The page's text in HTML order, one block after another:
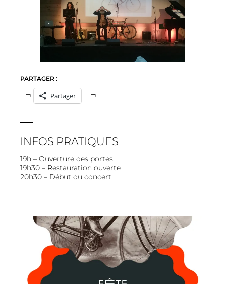
PARTAGER :
Partager
INFOS PRATIQUES
19h – Ouverture des portes
19h30 – Restauration ouverte
20h30 – Début du concert